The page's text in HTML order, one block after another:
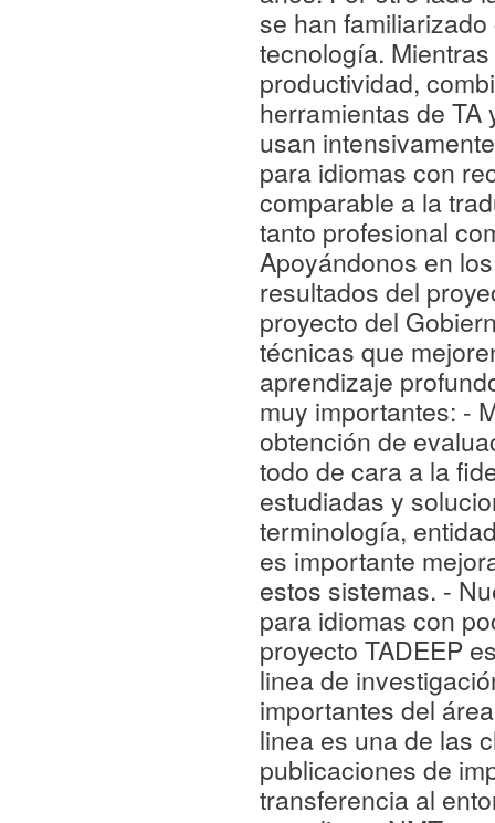
se han
tecnología.
productividad,
herramientas de
usan
para idiomas con
comparable a la
tanto profesional
Apoyándonos en
resultados del
proyecto del
técnicas que
aprendizaje
muy importantes: -
obtención de
todo de cara a la
estudiadas y
terminología,
es importante
estos sistemas. -
para idiomas con
proyecto TADEEP
linea de
importantes del
linea es una de las
publicaciones de
transferencia al